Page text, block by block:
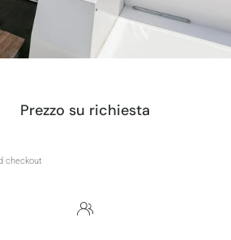
Prezzo su richiesta